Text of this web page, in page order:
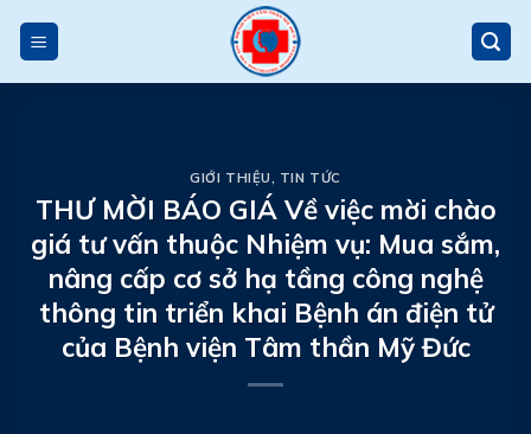
GIỚI THIỆU, TIN TỨC
THƯ MỜI BÁO GIÁ Về việc mời chào
giá tư vấn thuộc Nhiệm vụ: Mua sắm,
nâng cấp cơ sở hạ tầng công nghệ
thông tin triển khai Bệnh án điện tử
của Bệnh viện Tâm thần Mỹ Đức